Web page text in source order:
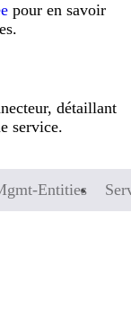
pour en savoir
détaillant
service.
Entities